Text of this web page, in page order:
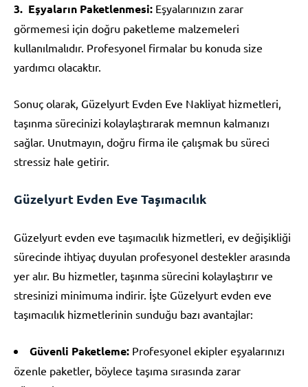
Eşyaların Paketlenmesi: Eşyalarınızın zarar
görmemesi için doğru paketleme malzemeleri
kullanılmalıdır. Profesyonel firmalar bu konuda size
yardımcı olacaktır.
Sonuç olarak, Güzelyurt Evden Eve Nakliyat hizmetleri,
taşınma sürecinizi kolaylaştırarak memnun kalmanızı
sağlar. Unutmayın, doğru firma ile çalışmak bu süreci
stressiz hale getirir.
Güzelyurt Evden Eve Taşımacılık
Güzelyurt evden eve taşımacılık hizmetleri, ev değişikliği
sürecinde ihtiyaç duyulan profesyonel destekler arasında
yer alır. Bu hizmetler, taşınma sürecini kolaylaştırır ve
stresinizi minimuma indirir. İşte Güzelyurt evden eve
taşımacılık hizmetlerinin sunduğu bazı avantajlar:
Güvenli Paketleme: Profesyonel ekipler eşyalarınızı
özenle paketler, böylece taşıma sırasında zarar